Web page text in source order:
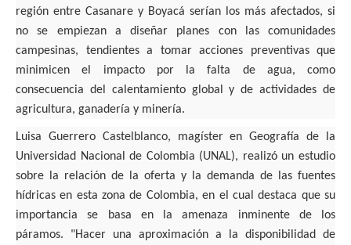
región entre Casanare y Boyacá serían los más afectados, si
no se empiezan a diseñar planes con las comunidades
campesinas, tendientes a tomar acciones preventivas que
minimicen el impacto por la falta de agua, como
consecuencia del calentamiento global y de actividades de
agricultura, ganadería y minería.
Luisa Guerrero Castelblanco, magíster en Geografía de la
Universidad Nacional de Colombia (UNAL), realizó un estudio
sobre la relación de la oferta y la demanda de las fuentes
hídricas en esta zona de Colombia, en el cual destaca que su
importancia se basa en la amenaza inminente de los
páramos. "Hacer una aproximación a la disponibilidad de